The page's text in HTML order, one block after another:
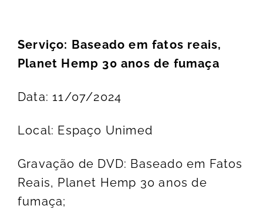
Serviço: Baseado em fatos reais,
Planet Hemp 30 anos de fumaça
Data: 11/07/2024
Local: Espaço Unimed
Gravação de DVD: Baseado em Fatos
Reais, Planet Hemp 30 anos de
fumaça;